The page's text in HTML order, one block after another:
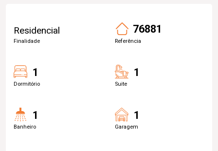
Residencial
Finalidade
76881
Referência
1
Dormitório
1
Suite
1
Banheiro
1
Garagem